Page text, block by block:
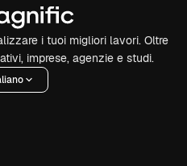
i tuoi migliori lavori. Oltre
imprese, agenzie e studi.